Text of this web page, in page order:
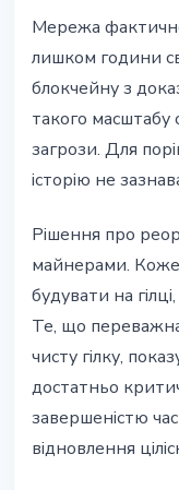
Мережа
лишком години
блокчейну з
такого масштабу
загрози. Для
історію не
Рішення про
майнерами.
будувати на
Те, що
чисту гілку,
достатньо
завершеністю
відновлення